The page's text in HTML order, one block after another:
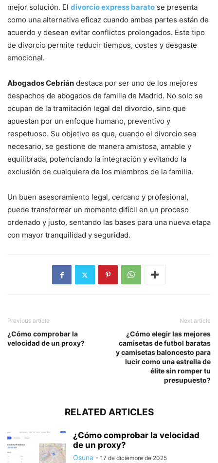
mejor solución. El divorcio express barato se presenta
como una alternativa eficaz cuando ambas partes están de
acuerdo y desean evitar conflictos prolongados. Este tipo
de divorcio permite reducir tiempos, costes y desgaste
emocional.
Abogados Cebrián destaca por ser uno de los mejores
despachos de abogados de familia de Madrid. No solo se
ocupan de la tramitación legal del divorcio, sino que
apuestan por un enfoque humano, preventivo y
respetuoso. Su objetivo es que, cuando el divorcio sea
necesario, se gestione de manera amistosa, amable y
equilibrada, potenciando la integración y evitando la
exclusión de cualquiera de los miembros de la familia.
Un buen asesoramiento legal, cercano y profesional,
puede transformar un momento difícil en un proceso
ordenado y justo, sentando las bases para una nueva etapa
con mayor tranquilidad y seguridad.
Previous article
¿Cómo comprobar la
velocidad de un proxy?
Next article
¿Cómo elegir las mejores
camisetas de futbol baratas
y camisetas baloncesto para
lucir como una estrella de
élite sin romper tu
presupuesto?
RELATED ARTICLES
¿Cómo comprobar la velocidad
de un proxy?
Osuna - 17 de diciembre de 2025